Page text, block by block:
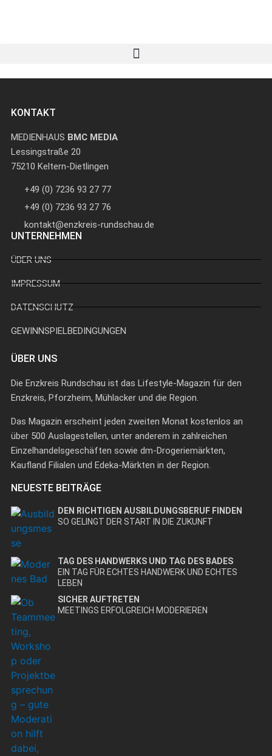
KONTAKT
MEDIENHAUS BMC MEDIA
Lessingstraße 20
75210 Keltern-Dietlingen
+49 (0) 7236 93 27 77
+49 (0) 7236 93 27 76
kontakt@enzkreis-rundschau.de
UNTERNEHMEN
ÜBER UNS
IMPRESSUM
DATENSCHUTZ
GEWINNSPIELBEDINGUNGEN
ÜBER UNS
Die Enzkreis Rundschau ist das Lifestyle-Magazin für den
Enzkreis, Pforzheim, Mühlacker und die Region.
Das Magazin erscheint jeden zweiten Monat kostenlos an
über 500 Auslagestellen, unter anderem in zahlreichen
Einzelhandelsgeschäften sowie dm-Drogeriemärkten,
Kaufland Filialen und Edeka-Märkten in der Region.
NEUESTE BEITRÄGE
DEN RICHTIGEN AUSBILDUNGSBERUF FINDEN
SO GELINGT DER START IN DIE ZUKUNFT
TAG DES HANDWERKS UND TAG DES BADES
EIN TAG FÜR ECHTES HANDWERK UND ECHTES
LEBEN
SICHER AUFTRETEN
MEETINGS ERFOLGREICH MODERIEREN